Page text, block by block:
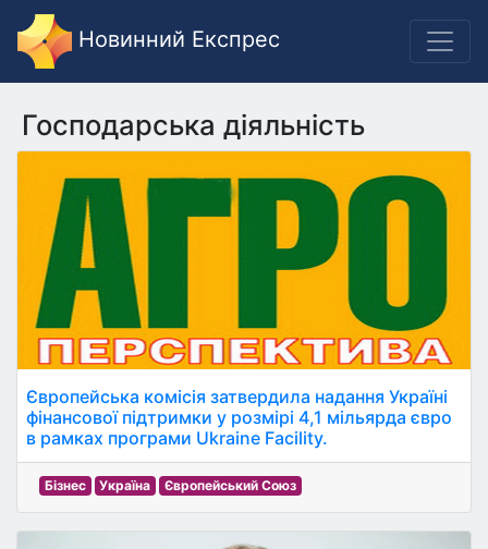
Новинний Експрес
Господарська діяльність
Європейська комісія затвердила надання Україні
фінансової підтримки у розмірі 4,1 мільярда євро
в рамках програми Ukraine Facility.
Бізнес Україна Європейський Союз